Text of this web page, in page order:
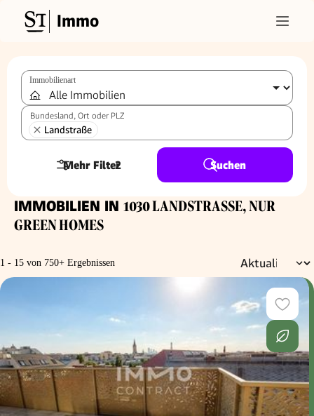
Immo
Immobilienart
Bundesland, Ort oder PLZ
Landstraße
Mehr Filter
2 Suchen
IMMOBILIEN IN 1030 LANDSTRASSE, NUR G
REEN HOMES
1 - 15 von 750+ Ergebnissen